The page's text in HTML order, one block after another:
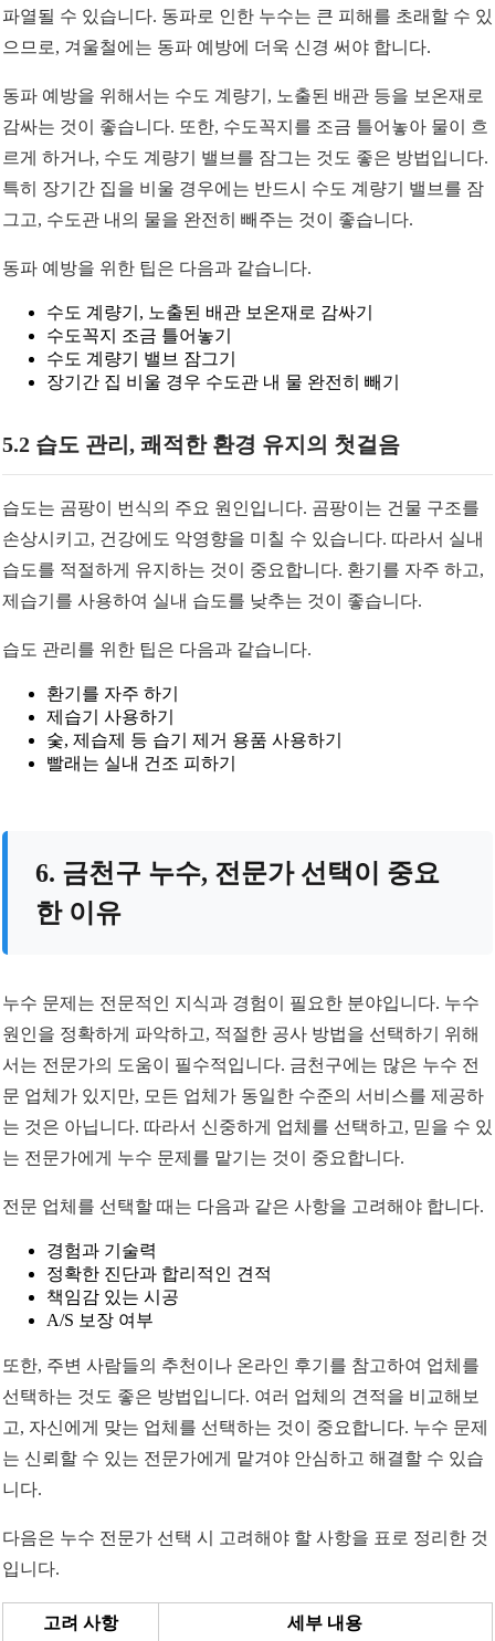
파열될 수 있습니다. 동파로 인한 누수는 큰 피해를 초래할 수 있
으므로, 겨울철에는 동파 예방에 더욱 신경 써야 합니다.
동파 예방을 위해서는 수도 계량기, 노출된 배관 등을 보온재로
감싸는 것이 좋습니다. 또한, 수도꼭지를 조금 틀어놓아 물이 흐
르게 하거나, 수도 계량기 밸브를 잠그는 것도 좋은 방법입니다.
특히 장기간 집을 비울 경우에는 반드시 수도 계량기 밸브를 잠
그고, 수도관 내의 물을 완전히 빼주는 것이 좋습니다.
동파 예방을 위한 팁은 다음과 같습니다.
수도 계량기, 노출된 배관 보온재로 감싸기
수도꼭지 조금 틀어놓기
수도 계량기 밸브 잠그기
장기간 집 비울 경우 수도관 내 물 완전히 빼기
5.2 습도 관리, 쾌적한 환경 유지의 첫걸음
습도는 곰팡이 번식의 주요 원인입니다. 곰팡이는 건물 구조를
손상시키고, 건강에도 악영향을 미칠 수 있습니다. 따라서 실내
습도를 적절하게 유지하는 것이 중요합니다. 환기를 자주 하고,
제습기를 사용하여 실내 습도를 낮추는 것이 좋습니다.
습도 관리를 위한 팁은 다음과 같습니다.
환기를 자주 하기
제습기 사용하기
숯, 제습제 등 습기 제거 용품 사용하기
빨래는 실내 건조 피하기
6. 금천구 누수, 전문가 선택이 중요
한 이유
누수 문제는 전문적인 지식과 경험이 필요한 분야입니다. 누수
원인을 정확하게 파악하고, 적절한 공사 방법을 선택하기 위해
서는 전문가의 도움이 필수적입니다. 금천구에는 많은 누수 전
문 업체가 있지만, 모든 업체가 동일한 수준의 서비스를 제공하
는 것은 아닙니다. 따라서 신중하게 업체를 선택하고, 믿을 수 있
는 전문가에게 누수 문제를 맡기는 것이 중요합니다.
전문 업체를 선택할 때는 다음과 같은 사항을 고려해야 합니다.
경험과 기술력
정확한 진단과 합리적인 견적
책임감 있는 시공
A/S 보장 여부
또한, 주변 사람들의 추천이나 온라인 후기를 참고하여 업체를
선택하는 것도 좋은 방법입니다. 여러 업체의 견적을 비교해보
고, 자신에게 맞는 업체를 선택하는 것이 중요합니다. 누수 문제
는 신뢰할 수 있는 전문가에게 맡겨야 안심하고 해결할 수 있습
니다.
다음은 누수 전문가 선택 시 고려해야 할 사항을 표로 정리한 것
입니다.
고려 사항 세부 내용